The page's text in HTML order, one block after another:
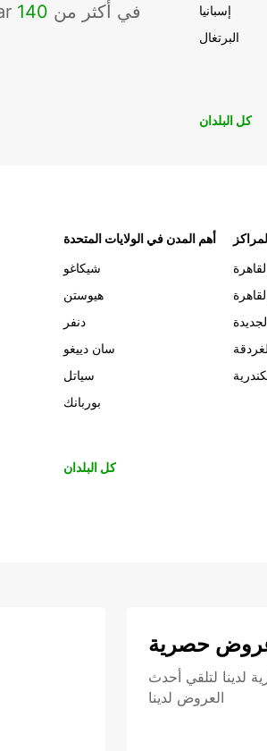
موقعًا لشركة Europcar في أكثر من 140
إسبانيا
البرتغال
كل البلدان
أهم المدن في الولايات المتحدة
شيكاغو
هيوستن
دنفر
سان دييغو
سياتل
بوربانك
كل البلدان
حصرية
لدينا لتلقي أحدث
العروض لدينا